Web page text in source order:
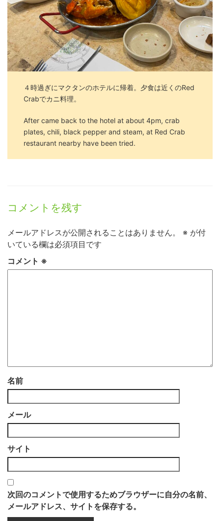
４時過ぎにマクタンのホテルに帰着。夕食は近くのRed
Crabでカニ料理。
After came back to the hotel at about 4pm, crab
plates, chili, black pepper and steam, at Red Crab
restaurant nearby have been tried.
コメントを残す
メールアドレスが公開されることはありません。 ※ が付
いている欄は必須項目です
コメント ※
名前
メール
サイト
次回のコメントで使用するためブラウザーに自分の名前、
メールアドレス、サイトを保存する。